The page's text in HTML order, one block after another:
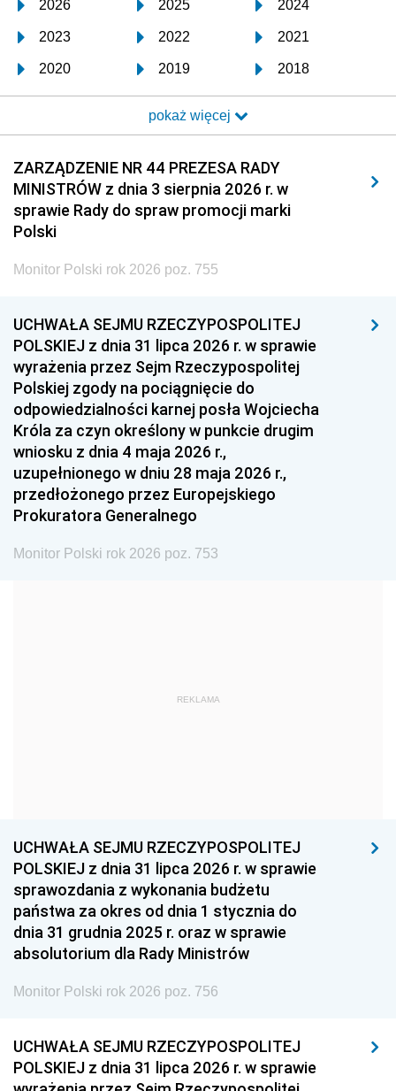
2026 2025 2024
2023 2022 2021
2020 2019 2018
2017 2016 2015
2014 2013 2012
2011 2010 2009
2008 2007 2006
2005
1996 1995 1994
1993 1992 1991
1990 1989
1987 1986 1985
1984 1983
1981 1980 1979
1978 1977
1975 1974
1959
1939 1938 1937
1936 1930
pokaż więcej
ZARZĄDZENIE NR 44 PREZESA RADY
MINISTRÓW z dnia 3 sierpnia 2026 r. w
sprawie Rady do spraw promocji marki
Polski
Monitor Polski rok 2026 poz. 755
UCHWAŁA SEJMU RZECZYPOSPOLITEJ
POLSKIEJ z dnia 31 lipca 2026 r. w sprawie
wyrażenia przez Sejm Rzeczypospolitej
Polskiej zgody na pociągnięcie do
odpowiedzialności karnej posła Wojciecha
Króla za czyn określony w punkcie drugim
wniosku z dnia 4 maja 2026 r.,
uzupełnionego w dniu 28 maja 2026 r.,
przedłożonego przez Europejskiego
Prokuratora Generalnego
Monitor Polski rok 2026 poz. 753
REKLAMA
UCHWAŁA SEJMU RZECZYPOSPOLITEJ
POLSKIEJ z dnia 31 lipca 2026 r. w sprawie
sprawozdania z wykonania budżetu
państwa za okres od dnia 1 stycznia do
dnia 31 grudnia 2025 r. oraz w sprawie
absolutorium dla Rady Ministrów
Monitor Polski rok 2026 poz. 756
UCHWAŁA SEJMU RZECZYPOSPOLITEJ
POLSKIEJ z dnia 31 lipca 2026 r. w sprawie